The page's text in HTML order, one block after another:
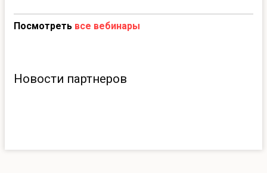
Посмотреть все вебинары
Новости партнеров